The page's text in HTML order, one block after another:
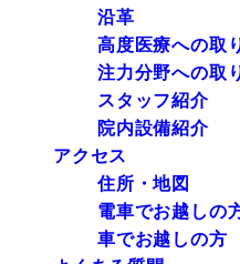
沿革
高度医療への取
注力分野への取
スタッフ紹介
院内設備紹介
アクセス
住所・地図
電車でお越しの
車でお越しの方